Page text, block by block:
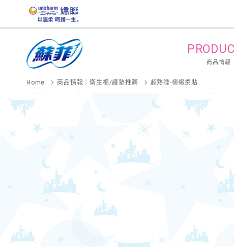
商品情報
Home 商品情報｜衛生棉/護墊推薦 超熟睡-極緻柔貼